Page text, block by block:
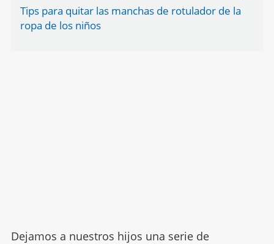
Tips para quitar las manchas de rotulador de la
ropa de los niños
Dejamos a nuestros hijos una serie de